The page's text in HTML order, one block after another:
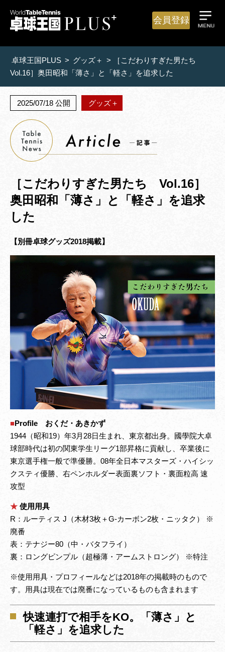
会員登録
卓球王国PLUS > グッズ＋ >
［こだわりすぎた男たち
Vol.16］奥田昭和「薄さ」と「軽さ」を追求した
2025/07/18 公開 グッズ＋
［こだわりすぎた男たち Vol.16］
奥田昭和「薄さ」と「軽さ」を追求
した
【別冊卓球グッズ2018掲載】
■Profile おくだ・あきかず
1944（昭和19）年3月28日生まれ、東京都出身。國學院大卓
球部時代は初の関東学生リーグ1部昇格に貢献し、卒業後に
東京選手権一般で準優勝。08年全日本マスターズ・ハイシッ
クスティ優勝、右ペンホルダー表面裏ソフト・裏面粒高 速
攻型
★ 使用用具
R：ルーティス J（木材3枚＋G-カーボン2枚・ニッタク） ※
廃番
表：テナジー80（中・バタフライ）
裏：ロングピンプル（超極薄・アームストロング） ※特注
※使用用具・プロフィールなどは2018年の掲載時のもので
す。用具は現在では廃番になっているものも含まれます
快速連打で相手をKO。「薄さ」と
「軽さ」を追求した